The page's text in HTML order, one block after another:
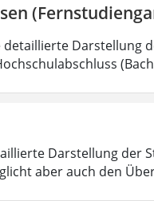
Darstellung
Darstellung der
aber auch den